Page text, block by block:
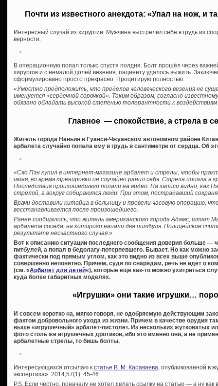
Почти из известного анекдота: «Упал на нож, и
Интересный случай из хирургии. Мужчина выстрелил себе в грудь из
верности.
В операционную попал только спустя полдня. Болт прошёл через
хирургов и с немалой долей везения, пациенту удалось выжить.
сформулировано просто прекрасно. Процитирую полностью:
«Уместно предположить, что пределов человеческого везения не
именуется «сердечной сорочкой». Таким образом, согласно
обязано обладать высокой степенью толерантности к
Главное — спокойствие, а стрела в
Житель города Наньин в Гуанси-Чжуанском автономном районе
арбалета случайно попала ему в грудь в сантиметре от сердца. Об
«Сяо Пэн купил в интернет-магазине арбалет и стрелы, чтобы
июня, во время тренировки он случайно ранил себя. Стрела попала в
Последствия произошедшего попали на видео. На записи видно, как
стрелой, а вокруг собираются люди. При этом, пострадавший
Врачи доставили китайца в больницу и провели часовую операцию,
восстанавливается после произошедшего.
Ранее сообщалось, что житель американского города Адамс, штат
арбалета соседа, на которого напали два питбуля. Полицейские
результате несчастного случая.»
Вот к описанию ситуации последнего сообщения доверия больше —
питбулей, а попал в бедолагу-потерпевшего. Бывает. Но как можно
фактически под прямым углом, как это видно из всех выше
совершенно непонятно. Причем, судя по снарядам, речь не идет о
(см. «Арбалет для детей«), которые еще как-то можно ухитриться
куда более габаритных моделях.
«Игрушки» они такие игрушки…
И совсем коротко на, мягко говоря, не одобряемую действующим
фактом добровольного ухода из жизни. Причем в качестве орудия
выше «игрушечный» арбалет-пистолет. Из нескольких жутковатых
фото столь же игрушечных дротиков, ибо это именно они, а не
арбалетные стрелы, то бишь болты.
Интересующихся отсылаю к статье В. М. Караваева , опубликованной в
экспертиза». 2014;57(1): 45-46.
P.S. Если честно, поначалу не хотел делать ссылку на статью — а ну как